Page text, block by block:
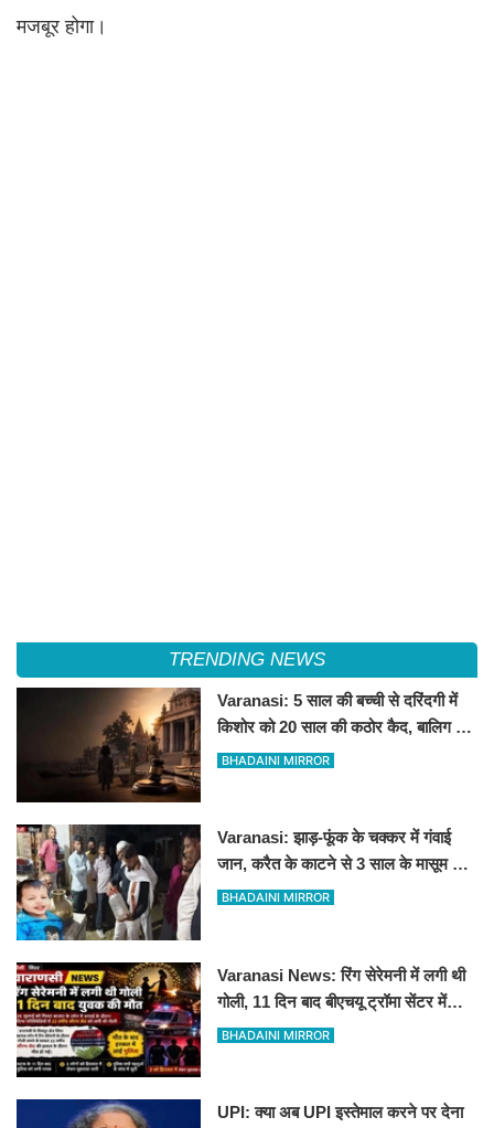
मजबूर होगा।
TRENDING NEWS
Varanasi: 5 साल की बच्ची से दरिंदगी में
किशोर को 20 साल की कठोर कैद, बालिग की
तरह चला मुकदमा
BHADAINI MIRROR
Varanasi: झाड़-फूंक के चक्कर में गंवाई
जान, करैत के काटने से 3 साल के मासूम की
मौत
BHADAINI MIRROR
Varanasi News: रिंग सेरेमनी में लगी थी
गोली, 11 दिन बाद बीएचयू ट्रॉमा सेंटर में
युवक की मौत
BHADAINI MIRROR
UPI: क्या अब UPI इस्तेमाल करने पर देना